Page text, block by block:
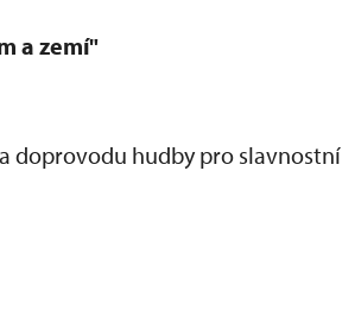
a zemí"
doprovodu hudby pro slavnostní